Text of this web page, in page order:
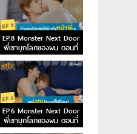
EP.8 Monster Next Door
พี่เขาบุกโลกของผม ตอนที่
8
EP.6 Monster Next Door
พี่เขาบุกโลกของผม ตอนที่
6